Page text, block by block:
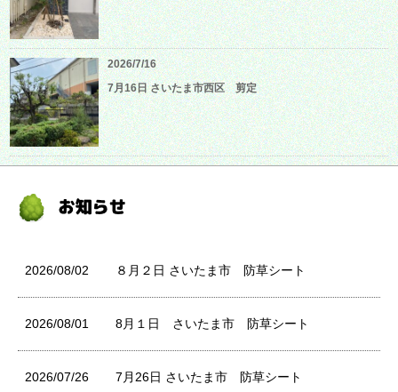
2026/7/16
7月16日 さいたま市西区 剪定
2026/08/02 ８月２日 さいたま市 防草シート
2026/08/01 8月１日 さいたま市 防草シート
2026/07/26 7月26日 さいたま市 防草シート